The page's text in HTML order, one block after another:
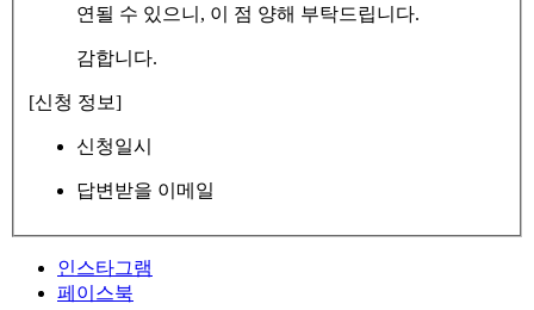
연될 수 있으니, 이 점 양해 부탁드립니다.
감합니다.
[신청 정보]
신청일시
답변받을 이메일
인스타그램
페이스북